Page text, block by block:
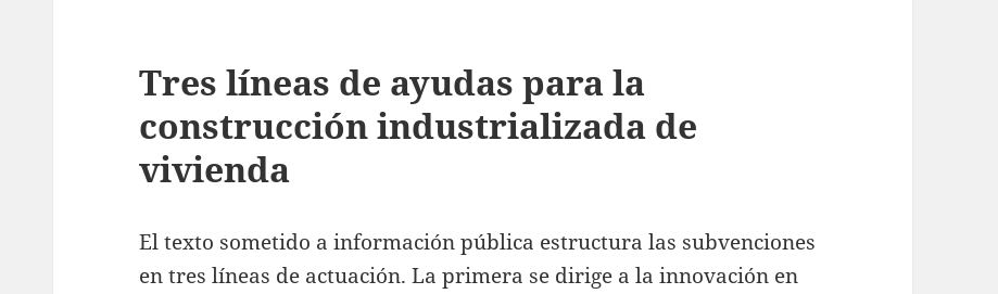
Tres líneas de ayudas para la
construcción industrializada de
vivienda
El texto sometido a información pública estructura las subvenciones
en tres líneas de actuación. La primera se dirige a la innovación en